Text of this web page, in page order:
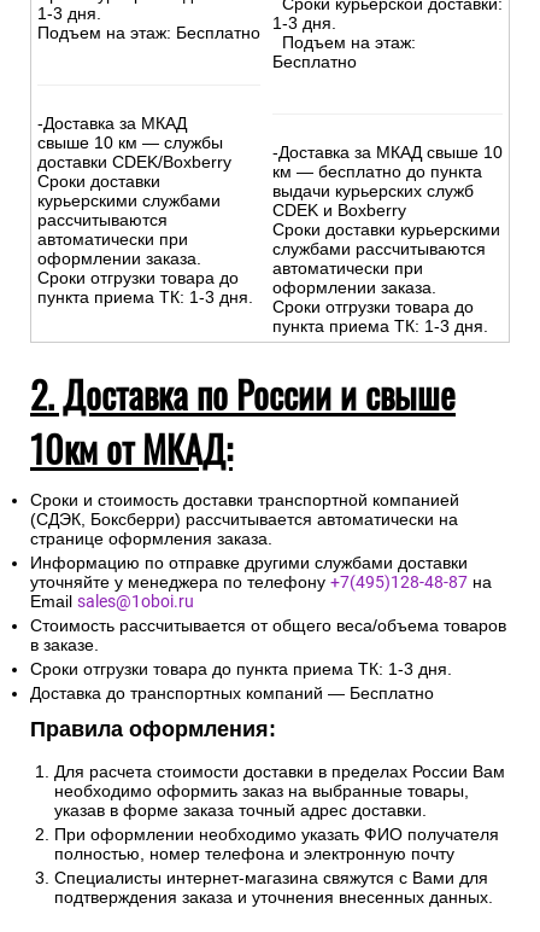
1-3 дня.
Подъем на этаж: Бесплатно
-Доставка за МКАД
свыше 10 км — службы
доставки CDEK/Boxberry
Сроки доставки
курьерскими службами
рассчитываются
автоматически при
оформлении заказа.
Сроки отгрузки товара до
пункта приема ТК: 1-3 дня.
Сроки курьерской доставки:
1-3 дня.
Подъем на этаж:
Бесплатно
-Доставка за МКАД свыше 10
км — бесплатно до пункта
выдачи курьерских служб
CDEK и Boxberry
Сроки доставки курьерскими
службами рассчитываются
автоматически при
оформлении заказа.
Сроки отгрузки товара до
пункта приема ТК: 1-3 дня.
2. Доставка по России и свыше
10км от МКАД:
Сроки и стоимость доставки транспортной компанией
(СДЭК, Боксберри) рассчитывается автоматически на
странице оформления заказа.
Информацию по отправке другими службами доставки
уточняйте у менеджера по телефону +7(495)128-48-87 на
Email sales@1oboi.ru
Стоимость рассчитывается от общего веса/объема товаров
в заказе.
Сроки отгрузки товара до пункта приема ТК: 1-3 дня.
Доставка до транспортных компаний — Бесплатно
Правила оформления:
Для расчета стоимости доставки в пределах России Вам
необходимо оформить заказ на выбранные товары,
указав в форме заказа точный адрес доставки.
При оформлении необходимо указать ФИО получателя
полностью, номер телефона и электронную почту
Специалисты интернет-магазина свяжутся с Вами для
подтверждения заказа и уточнения внесенных данных.